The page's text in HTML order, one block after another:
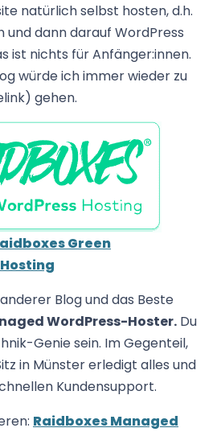
natürlich selbst hosten, d.h.
und dann darauf WordPress
ist nichts für Anfänger:innen.
würde ich immer wieder zu
gehen.
Green
Blog und das Beste
WordPress-Hoster. Du
Genie sein. Im Gegenteil,
in Münster erledigt alles und
Kundensupport.
Raidboxes Managed